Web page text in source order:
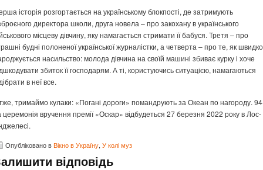
історія розгортається на українському блокпості, де затримують
директора школи, друга новела – про закохану в українського
місцеву дівчину, яку намагається стримати її бабуся. Третя – про
будні полоненої української журналістки, а четверта – про те, як швидко
насильство: молода дівчина на своїй машині збиває курку і хоче
збиток її господарям. А ті, користуючись ситуацією, намагаються
в неї все.
тримаймо кулаки: «Погані дороги» помандрують за Океан по нагороду.
церемонія вручення премії «Оскар» відбудеться 27 березня 2022 року в Лос-
Опубліковано вВікно в Україну, У колі муз
відповідь